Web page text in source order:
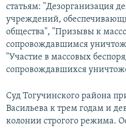
статьям: "Дезорганизация
учреждений,
общества", "Призывы к
сопровождавшимся
"Участие в массовых
сопровождавшихся
Суд Тогучинского района
Васильева к трем годам и
колонии строгого режима.